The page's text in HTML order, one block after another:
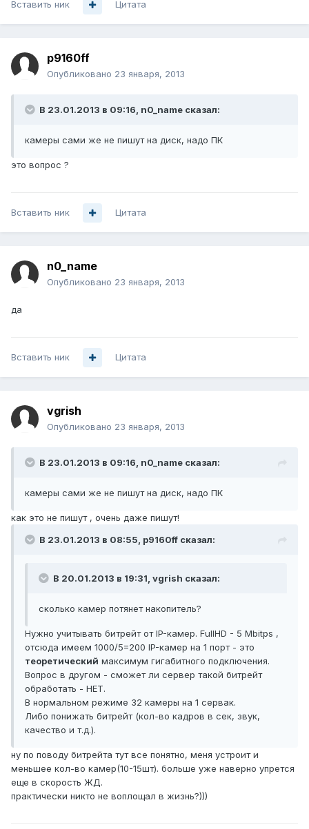
Вставить ник Цитата
p9160ff
Опубликовано 23 января, 2013
В 23.01.2013 в 09:16, n0_name сказал:
камеры сами же не пишут на диск, надо ПК
это вопрос ?
Вставить ник Цитата
n0_name
Опубликовано 23 января, 2013
да
Вставить ник Цитата
vgrish
Опубликовано 23 января, 2013
В 23.01.2013 в 09:16, n0_name сказал:
камеры сами же не пишут на диск, надо ПК
как это не пишут , очень даже пишут!
В 23.01.2013 в 08:55, p9160ff сказал:
В 20.01.2013 в 19:31, vgrish сказал:
сколько камер потянет накопитель?
Нужно учитывать битрейт от IP-камер. FullHD - 5 Mbitps ,
отсюда имеем 1000/5=200 IP-камер на 1 порт - это
теоретический максимум гигабитного подключения.
Вопрос в другом - сможет ли сервер такой битрейт
обработать - НЕТ.
В нормальном режиме 32 камеры на 1 сервак.
Либо понижать битрейт (кол-во кадров в сек, звук,
качество и т.д.).
ну по поводу битрейта тут все понятно, меня устроит и
меньшее кол-во камер(10-15шт). больше уже наверно упрется
еще в скорость ЖД.
практически никто не воплощал в жизнь?)))